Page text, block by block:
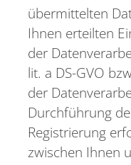
übermittelten
Ihnen erteilten
der
lit. a DS-GVO
der
Durchführung
Registrierung
zwischen Ihnen